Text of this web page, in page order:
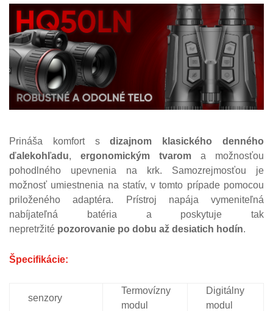
Prináša komfort sdizajnom klasického denného
ďalekohľadu, ergonomickým tvarom a možnosťou
pohodlného upevnenia na krk. Samozrejmosťou je
možnosť umiestnenia na statív, v tomto prípade pomocou
priloženého adaptéra. Prístroj napája vymeniteľná
nabíjateľná batéria a poskytuje tak
nepretržité pozorovanie po dobu až desiatich hodín.
Špecifikácie:
senzory
Termovízny
modul
Digitálny
modul